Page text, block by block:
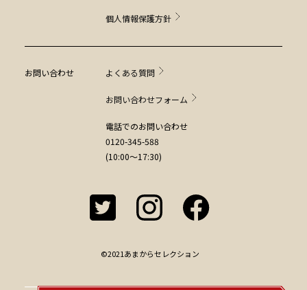
個人情報保護方針
お問い合わせ よくある質問
お問い合わせフォーム
電話でのお問い合わせ
0120-345-588
(10:00～17:30)
©2021あまからセレクション